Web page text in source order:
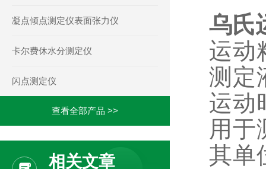
乌氏
运动
测定
运动
用于
其单
凝点倾点测定仪表面张力仪
卡尔费休水分测定仪
闪点测定仪
查看全部产品 >>
相关文章